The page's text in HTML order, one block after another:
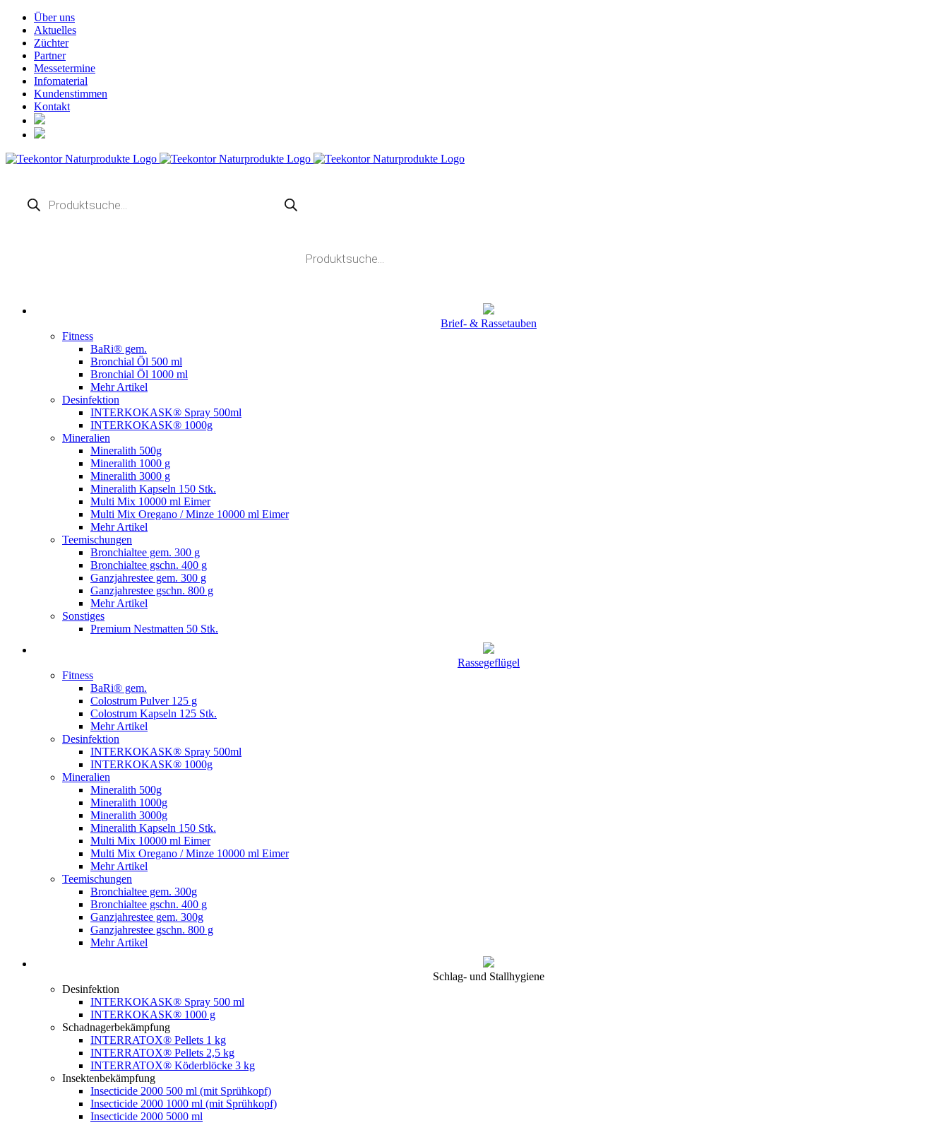
Zum
Inhalt
springen
Über uns
Aktuelles
Züchter
Partner
Messetermine
Infomaterial
Kundenstimmen
Kontakt
search
Brief- & Rassetauben
Fitness
BaRi® gem.
Bronchial Öl 500 ml
Bronchial Öl 1000 ml
Mehr Artikel
Desinfektion
INTERKOKASK® Spray 500ml
INTERKOKASK® 1000g
Mineralien
Mineralith 500g
Mineralith 1000 g
Mineralith 3000 g
Mineralith Kapseln 150 Stk.
Multi Mix 10000 ml Eimer
Multi Mix Oregano / Minze 10000 ml Eimer
Mehr Artikel
Teemischungen
Bronchialtee gem. 300 g
Bronchialtee gschn. 400 g
Ganzjahrestee gem. 300 g
Ganzjahrestee gschn. 800 g
Mehr Artikel
Sonstiges
Premium Nestmatten 50 Stk.
Rassegeflügel
Fitness
BaRi® gem.
Colostrum Pulver 125 g
Colostrum Kapseln 125 Stk.
Mehr Artikel
Desinfektion
INTERKOKASK® Spray 500ml
INTERKOKASK® 1000g
Mineralien
Mineralith 500g
Mineralith 1000g
Mineralith 3000g
Mineralith Kapseln 150 Stk.
Multi Mix 10000 ml Eimer
Multi Mix Oregano / Minze 10000 ml Eimer
Mehr Artikel
Teemischungen
Bronchialtee gem. 300g
Bronchialtee gschn. 400 g
Ganzjahrestee gem. 300g
Ganzjahrestee gschn. 800 g
Mehr Artikel
Schlag- und Stallhygiene
Desinfektion
INTERKOKASK® Spray 500 ml
INTERKOKASK® 1000 g
Schadnagerbekämpfung
INTERRATOX® Pellets 1 kg
INTERRATOX® Pellets 2,5 kg
INTERRATOX® Köderblöcke 3 kg
Insektenbekämpfung
Insecticide 2000 500 ml (mit Sprühkopf)
Insecticide 2000 1000 ml (mit Sprühkopf)
Insecticide 2000 5000 ml